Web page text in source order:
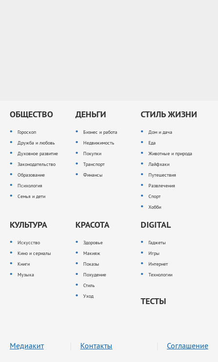
ОБЩЕСТВО
Гороскоп
Дружба и любовь
Духовное развитие
Законодательство
Образование
Психология
Семья и дети
ДЕНЬГИ
Бизнес и работа
Недвижимость
Покупки
Транспорт
Финансы
СТИЛЬ ЖИЗНИ
Дом и дача
Еда
Животные и природа
Лайфхаки
Путешествия
Развлечения
Спорт
Хобби
КУЛЬТУРА
Искусство
Кино и сериалы
Книги
Музыка
КРАСОТА
Здоровье
Макияж
Показы
Похудение
Стиль
Уход
DIGITAL
Гаджеты
Игры
Интернет
Технологии
ТЕСТЫ
Медиакит Контакты Соглашение